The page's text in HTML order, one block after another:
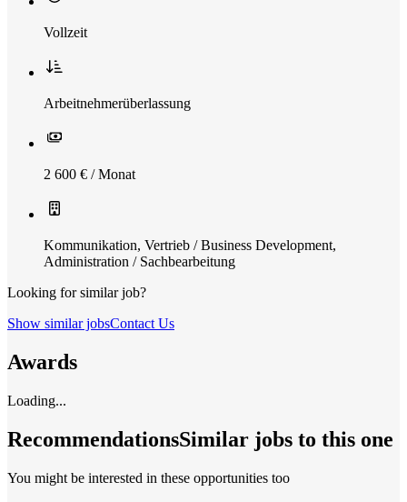
Vollzeit
Arbeitnehmerüberlassung
2 600 € / Monat
Kommunikation, Vertrieb / Business Development,
Administration / Sachbearbeitung
Looking for similar job?
Show similar jobsContact Us
Awards
Loading...
RecommendationsSimilar jobs to this one
You might be interested in these opportunities too